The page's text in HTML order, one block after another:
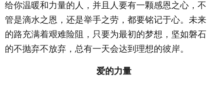
给你温暖和力量的人，并且人要有一颗感恩之心，不
管是滴水之恩，还是举手之劳，都要铭记于心。未来
的路充满着艰难险阻，只要为最初的梦想，坚如磐石
的不抛弃不放弃，总有一天会达到理想的彼岸。
爱的力量